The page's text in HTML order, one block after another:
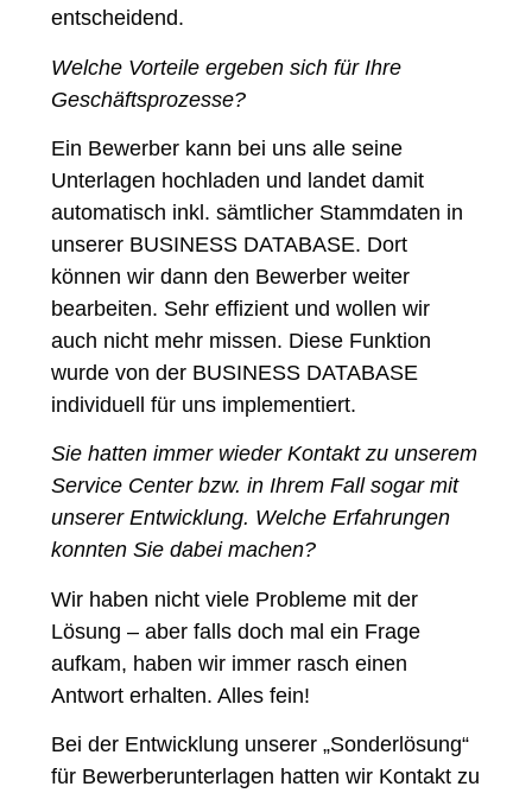
entscheidend.
Welche Vorteile ergeben sich für Ihre
Geschäftsprozesse?
Ein Bewerber kann bei uns alle seine
Unterlagen hochladen und landet damit
automatisch inkl. sämtlicher Stammdaten in
unserer BUSINESS DATABASE. Dort
können wir dann den Bewerber weiter
bearbeiten. Sehr effizient und wollen wir
auch nicht mehr missen. Diese Funktion
wurde von der BUSINESS DATABASE
individuell für uns implementiert.
Sie hatten immer wieder Kontakt zu unserem
Service Center bzw. in Ihrem Fall sogar mit
unserer Entwicklung. Welche Erfahrungen
konnten Sie dabei machen?
Wir haben nicht viele Probleme mit der
Lösung – aber falls doch mal ein Frage
aufkam, haben wir immer rasch einen
Antwort erhalten. Alles fein!
Bei der Entwicklung unserer „Sonderlösung“
für Bewerberunterlagen hatten wir Kontakt zu